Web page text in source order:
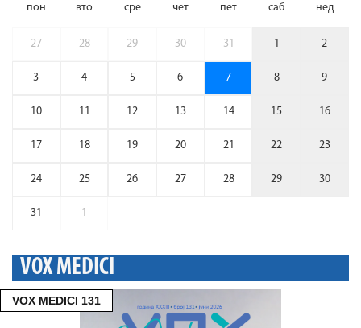
пон вто сре чет пет саб нед
27 28 29 30 31 1 2
3 4 5 6 7 8 9
10 11 12 13 14 15 16
17 18 19 20 21 22 23
24 25 26 27 28 29 30
31 1
VOX MEDICI
VOX MEDICI 131